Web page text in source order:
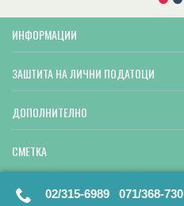
ИНФОРМАЦИИ
ЗАШТИТА НА ЛИЧНИ ПОДАТОЦИ
ДОПОЛНИТЕЛНО
СМЕТКА
02/315-6989 071/368-730